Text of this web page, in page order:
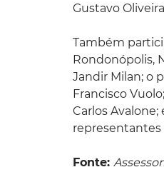
Gustavo
Também
Rondonópolis,
Jandir Milan; o
Francisco
Carlos
representantes
Fonte: